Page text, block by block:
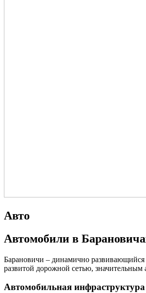
Авто
Автомобили в
Барановичи – динамично развивающийся
развитой дорожной сетью,
Автомобильная инфраструктура